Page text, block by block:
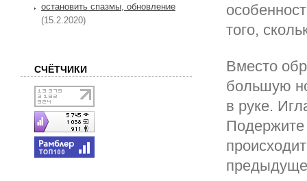
того,
Вместо
большую
в руке.
остановить спазмы, обновление
(15.2.2020)
СЧЁТЧИКИ